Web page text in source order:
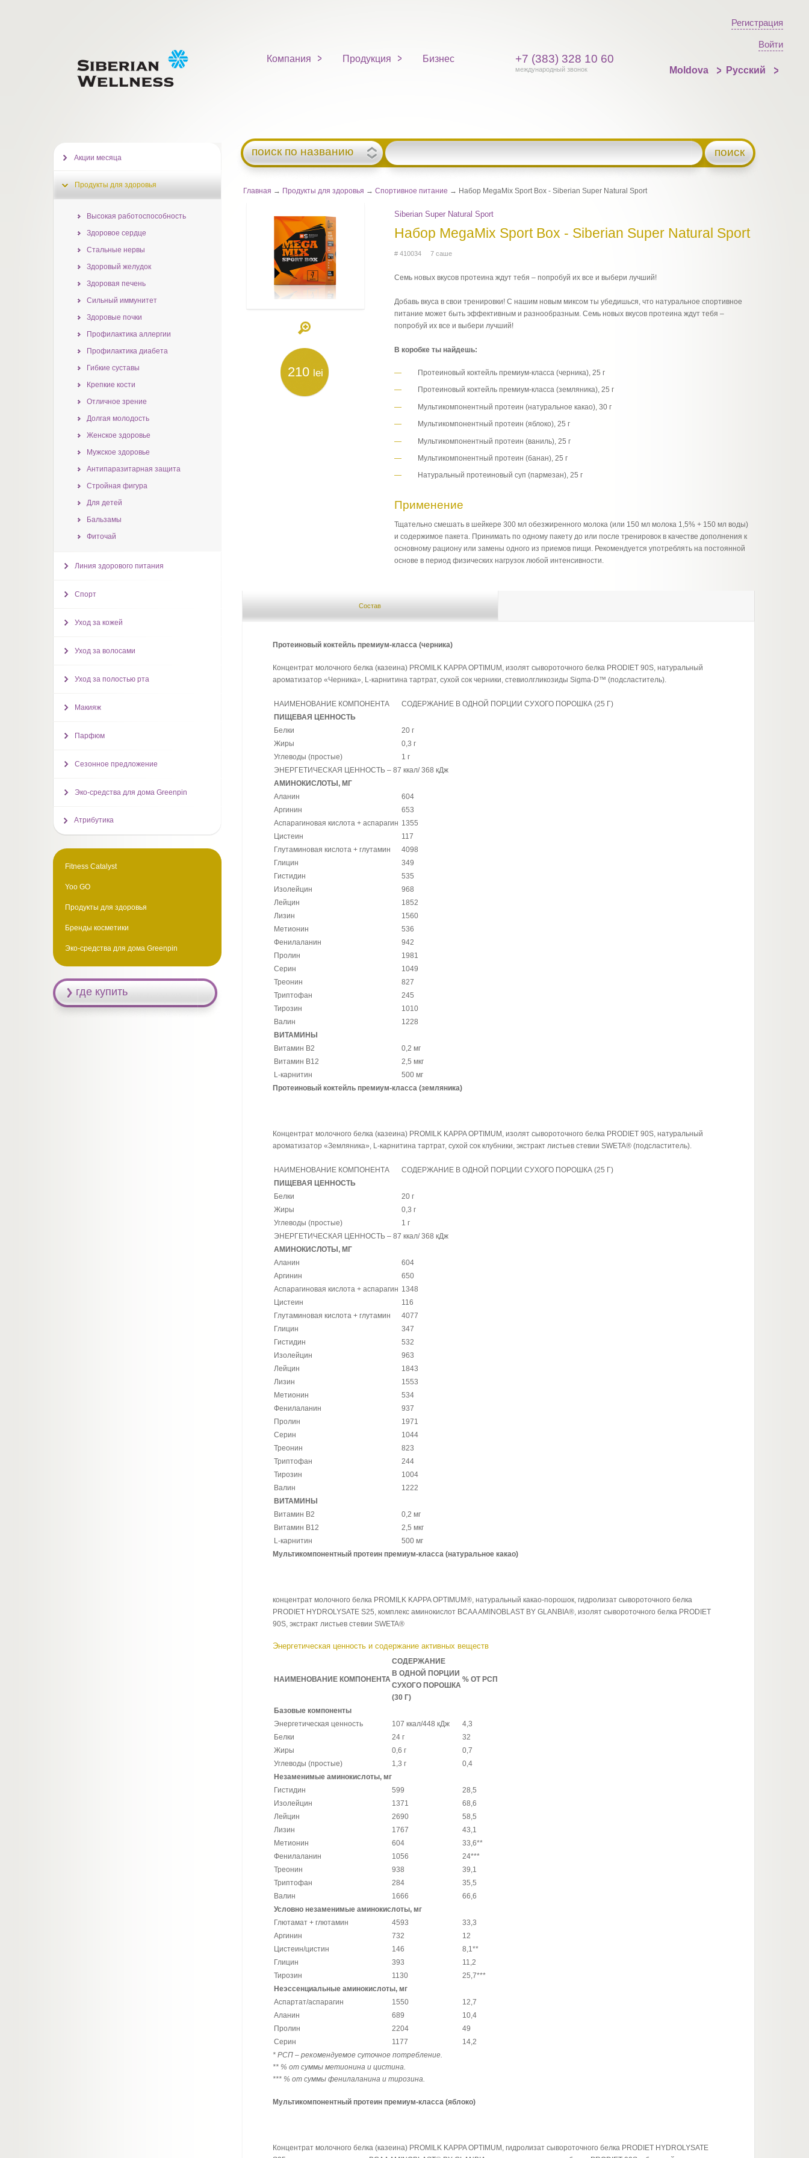
Компания Продукция Бизнес +7 (383) 328 10 60
международный звонок
Регистрация
Войти
Moldova Русский
поиск по названию поиск
Главная → Продукты для здоровья → Спортивное питание → Набор MegaMix Sport Box - Siberian Super Natural Sport
210 lei
Siberian Super Natural Sport
Набор MegaMix Sport Box - Siberian Super Natural Sport
# 410034 7 саше
Семь новых вкусов протеина ждут тебя – попробуй их все и выбери лучший!
Добавь вкуса в свои тренировки! С нашим новым миксом ты убедишься, что натуральное спортивное
питание может быть эффективным и разнообразным. Семь новых вкусов протеина ждут тебя –
попробуй их все и выбери лучший!
В коробке ты найдешь:
Протеиновый коктейль премиум-класса (черника), 25 г
Протеиновый коктейль премиум-класса (земляника), 25 г
Мультикомпонентный протеин (натуральное какао), 30 г
Мультикомпонентный протеин (яблоко), 25 г
Мультикомпонентный протеин (ваниль), 25 г
Мультикомпонентный протеин (банан), 25 г
Натуральный протеиновый суп (пармезан), 25 г
Применение
Тщательно смешать в шейкере 300 мл обезжиренного молока (или 150 мл молока 1,5% + 150 мл воды)
и содержимое пакета. Принимать по одному пакету до или после тренировок в качестве дополнения к
основному рациону или замены одного из приемов пищи. Рекомендуется употреблять на постоянной
основе в период физических нагрузок любой интенсивности.
Состав
Протеиновый коктейль премиум-класса (черника)
Концентрат молочного белка (казеина) PROMILK KAPPA OPTIMUM, изолят сывороточного белка PRODIET 90S, натуральный
ароматизатор «Черника», L-карнитина тартрат, сухой сок черники, стевиолгликозиды Sigma-D™ (подсластитель).
НАИМЕНОВАНИЕ КОМПОНЕНТА
СОДЕРЖАНИЕ В ОДНОЙ ПОРЦИИ СУХОГО ПОРОШКА (25 Г)
ПИЩЕВАЯ ЦЕННОСТЬ
Белки
20 г
Жиры
0,3 г
Углеводы (простые)
1 г
ЭНЕРГЕТИЧЕСКАЯ ЦЕННОСТЬ – 87 ккал/ 368 кДж
АМИНОКИСЛОТЫ, МГ
Аланин
604
Аргинин
653
Аспарагиновая кислота + аспарагин 1355
Цистеин
117
Глутаминовая кислота + глутамин
4098
Глицин
349
Гистидин
535
Изолейцин
968
Лейцин
1852
Лизин
1560
Метионин
536
Фенилаланин
942
Пролин
1981
Серин
1049
Треонин
827
Триптофан
245
Тирозин
1010
Валин
1228
ВИТАМИНЫ
Витамин В2
0,2 мг
Витамин В12
2,5 мкг
L-карнитин
500 мг
Протеиновый коктейль премиум-класса (земляника)
Концентрат молочного белка (казеина) PROMILK KAPPA OPTIMUM, изолят сывороточного белка PRODIET 90S, натуральный
ароматизатор «Земляника», L-карнитина тартрат, сухой сок клубники, экстракт листьев стевии SWETA® (подсластитель).
НАИМЕНОВАНИЕ КОМПОНЕНТА
СОДЕРЖАНИЕ В ОДНОЙ ПОРЦИИ СУХОГО ПОРОШКА (25 Г)
ПИЩЕВАЯ ЦЕННОСТЬ
Белки
20 г
Жиры
0,3 г
Углеводы (простые)
1 г
ЭНЕРГЕТИЧЕСКАЯ ЦЕННОСТЬ – 87 ккал/ 368 кДж
АМИНОКИСЛОТЫ, МГ
Аланин
604
Аргинин
650
Аспарагиновая кислота + аспарагин 1348
Цистеин
116
Глутаминовая кислота + глутамин
4077
Глицин
347
Гистидин
532
Изолейцин
963
Лейцин
1843
Лизин
1553
Метионин
534
Фенилаланин
937
Пролин
1971
Серин
1044
Треонин
823
Триптофан
244
Тирозин
1004
Валин
1222
ВИТАМИНЫ
Витамин В2
0,2 мг
Витамин В12
2,5 мкг
L-карнитин
500 мг
Мультикомпонентный протеин премиум-класса (натуральное какао)
концентрат молочного белка PROMILK KAPPA OPTIMUM®, натуральный какао-порошок, гидролизат сывороточного белка
PRODIET HYDROLYSATE S25, комплекс аминокислот BCAA AMINOBLAST BY GLANBIA®, изолят сывороточного белка PRODIET
90S, экстракт листьев стевии SWETA®
Энергетическая ценность и содержание активных веществ
НАИМЕНОВАНИЕ КОМПОНЕНТА
СОДЕРЖАНИЕ
В ОДНОЙ ПОРЦИИ
СУХОГО ПОРОШКА
(30 Г)
% ОТ РСП
Базовые компоненты
Энергетическая ценность
107 ккал/448 кДж
4,3
Белки
24 г
32
Жиры
0,6 г
0,7
Углеводы (простые)
1,3 г
0,4
Незаменимые аминокислоты, мг
Гистидин
599
28,5
Изолейцин
1371
68,6
Лейцин
2690
58,5
Лизин
1767
43,1
Метионин
604
33,6**
Фенилаланин
1056
24***
Треонин
938
39,1
Триптофан
284
35,5
Валин
1666
66,6
Условно незаменимые аминокислоты, мг
Глютамат + глютамин
4593
33,3
Аргинин
732
12
Цистеин/цистин
146
8,1**
Глицин
393
11,2
Тирозин
1130
25,7***
Неэссенциальные аминокислоты, мг
Аспартат/аспарагин
1550
12,7
Аланин
689
10,4
Пролин
2204
49
Серин
1177
14,2
* РСП – рекомендуемое суточное потребление.
** % от суммы метионина и цистина.
*** % от суммы фенилаланина и тирозина.
Мультикомпонентный протеин премиум-класса (яблоко)
Концентрат молочного белка (казеина) PROMILK KAPPA OPTIMUM, гидролизат сывороточнoго белка PRODIET HYDROLYSATE
Акции месяца
Продукты для здоровья
Высокая работоспособность
Здоровое сердце
Стальные нервы
Здоровый желудок
Здоровая печень
Сильный иммунитет
Здоровые почки
Профилактика аллергии
Профилактика диабета
Гибкие суставы
Крепкие кости
Отличное зрение
Долгая молодость
Женское здоровье
Мужское здоровье
Антипаразитарная защита
Стройная фигура
Для детей
Бальзамы
Фиточай
Линия здорового питания
Спорт
Уход за кожей
Уход за волосами
Уход за полостью рта
Макияж
Парфюм
Сезонное предложение
Эко-средства для дома Greenpin
Атрибутика
Fitness Catalyst
Yoo GO
Продукты для здоровья
Бренды косметики
Эко-средства для дома Greenpin
где купить